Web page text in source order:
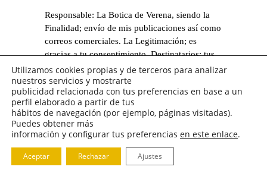
Responsable: La Botica de Verena, siendo la
Finalidad; envío de mis publicaciones así como
correos comerciales. La Legitimación; es
gracias a tu consentimiento. Destinatarios: tus
datos se encuentran alojados en mis
plataformas de email marketing Mailchimp.
Podrás ejercer Tus Derechos de Acceso,
Rectificación, Limitación o Suprimir tus datos
en verena@laboticadeverena.com. Para más
información consulte nuestraPolítica de
privacidad
Utilizamos cookies propias y de terceros para analizar
nuestros servicios y mostrarte
publicidad relacionada con tus preferencias en base a un
perfil elaborado a partir de tus
hábitos de navegación (por ejemplo, páginas visitadas).
Puedes obtener más
información y configurar tus preferencias en este enlace.
Aceptar Rechazar Ajustes